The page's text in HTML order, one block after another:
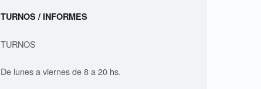
Sidebar
TURNOS / INFORMES
TURNOS
De lunes a viernes de 8 a 20 hs.